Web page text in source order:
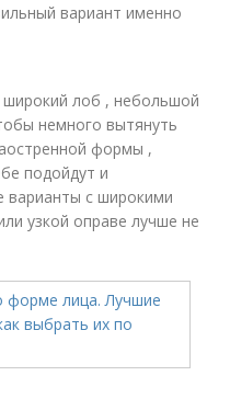
вариант именно
лоб , небольшой
немного вытянуть
формы ,
подойдут и
варианты с широкими
узкой оправе лучше не